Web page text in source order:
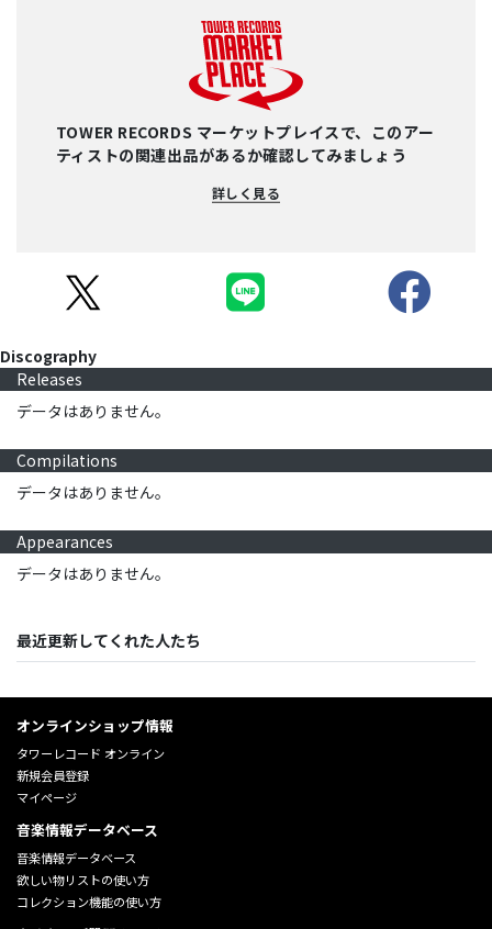
TOWER RECORDS マーケットプレイスで、このアー
ティストの関連出品があるか確認してみましょう
詳しく見る
Discography
Releases
データはありません。
Compilations
データはありません。
Appearances
データはありません。
最近更新してくれた人たち
オンラインショップ情報
タワーレコード オンライン
新規会員登録
マイページ
音楽情報データベース
音楽情報データベース
欲しい物リストの使い方
コレクション機能の使い方